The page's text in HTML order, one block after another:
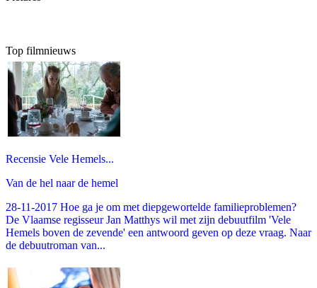
Top filmnieuws
Recensie Vele Hemels...
Van de hel naar de hemel
28-11-2017 Hoe ga je om met diepgewortelde familieproblemen?
De Vlaamse regisseur Jan Matthys wil met zijn debuutfilm 'Vele
Hemels boven de zevende' een antwoord geven op deze vraag. Naar
de debuutroman van...